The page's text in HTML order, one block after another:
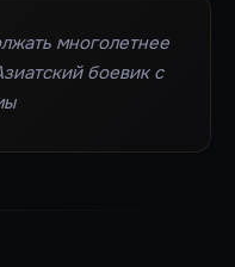
многолетнее
боевик с